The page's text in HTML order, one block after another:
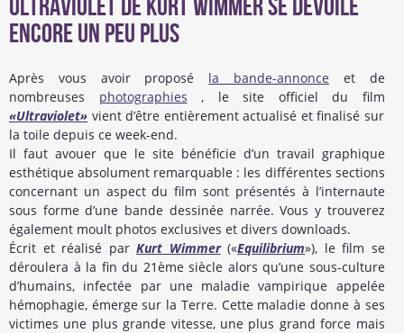
Ultraviolet de Kurt Wimmer se dévoile
encore un peu plus
Après vous avoir proposé la bande-annonce et de
nombreuses photographies , le site officiel du film
«Ultraviolet» vient d’être entièrement actualisé et finalisé sur
la toile depuis ce week-end.
Il faut avouer que le site bénéficie d’un travail graphique
esthétique absolument remarquable : les différentes sections
concernant un aspect du film sont présentés à l’internaute
sous forme d’une bande dessinée narrée. Vous y trouverez
également moult photos exclusives et divers downloads.
Écrit et réalisé parKurt Wimmer(«Equilibrium»), le film se
déroulera à la fin du 21ème siècle alors qu’une sous-culture
d’humains, infectée par une maladie vampirique appelée
hémophagie, émerge sur la Terre. Cette maladie donne à ses
victimes une plus grande vitesse, une plus grand force mais